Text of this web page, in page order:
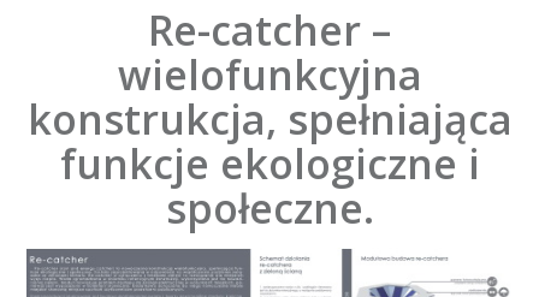
Re-catcher –
wielofunkcyjna
konstrukcja, spełniająca
funkcje ekologiczne i
społeczne.